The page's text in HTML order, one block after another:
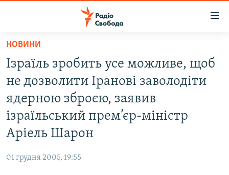
Перейти
основного
матеріалу
до
основної
навігації
Перейти
до
РАДІО СВОБОДА – 70 РОКІВ
ВСЕ ЗА ДОБУ
ПОЛІТИКА
ЕКОНОМІКА
ВІЙНА
РОСІЙСЬКА «ФІЛЬТРАЦІЯ»
КРИМ.РЕАЛІЇ
НОВИНИ
Ізраїль зробить усе можливе, щоб
не дозволити Іранові заволодіти
ядерною зброєю, заявив
ізраїльський прем’єр-міністр
Аріель Шарон
01 грудня 2005, 19:55